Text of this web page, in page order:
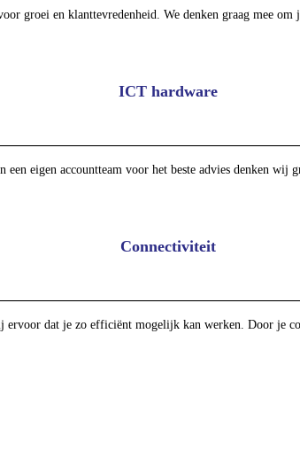
groei en klanttevredenheid. We denken graag mee
ICT hardware
eigen accountteam voor het beste advies denken wij
Connectiviteit
dat je zo efficiënt mogelijk kan werken. Door je